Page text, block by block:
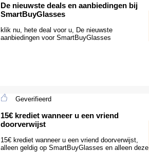
De nieuwste deals en aanbiedingen bij
SmartBuyGlasses
klik nu, hete deal voor u, De nieuwste
aanbiedingen voor SmartBuyGlasses
Geverifieerd
15€ krediet wanneer u een vriend
doorverwijst
15€ krediet wanneer u een vriend doorverwijst,
alleen geldig op SmartBuyGlasses en alleen deze